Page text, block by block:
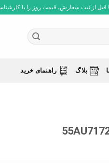
از ثبت سفارش، قیمت روز را با کارشناس بخش
بلاگ راهنمای خرید